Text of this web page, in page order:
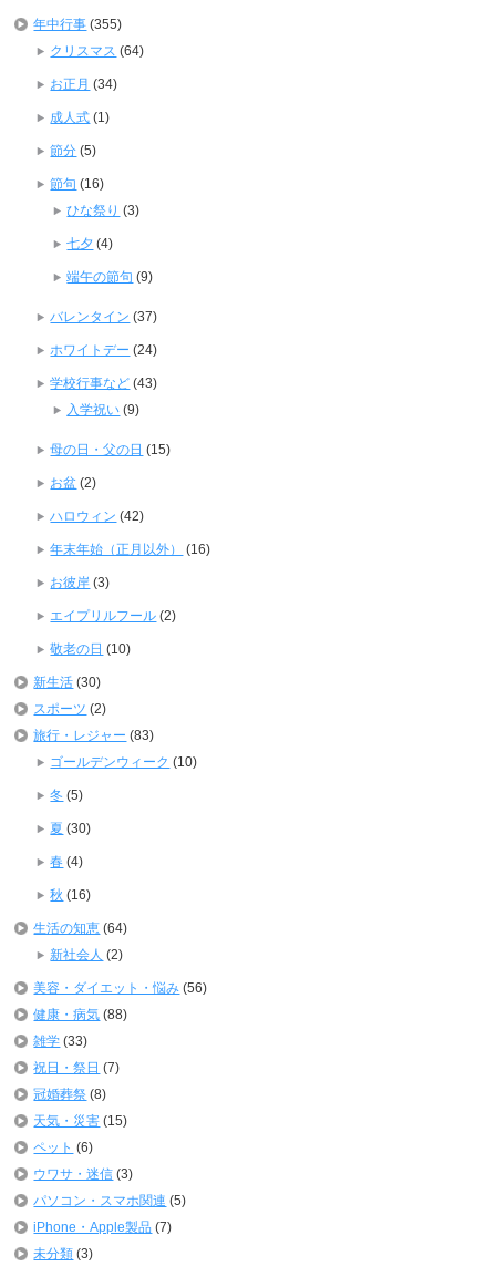
年中行事 (355)
クリスマス (64)
お正月 (34)
成人式 (1)
節分 (5)
節句 (16)
ひな祭り (3)
七夕 (4)
端午の節句 (9)
バレンタイン (37)
ホワイトデー (24)
学校行事など (43)
入学祝い (9)
母の日・父の日 (15)
お盆 (2)
ハロウィン (42)
年末年始（正月以外） (16)
お彼岸 (3)
エイプリルフール (2)
敬老の日 (10)
新生活 (30)
スポーツ (2)
旅行・レジャー (83)
ゴールデンウィーク (10)
冬 (5)
夏 (30)
春 (4)
秋 (16)
生活の知恵 (64)
新社会人 (2)
美容・ダイエット・悩み (56)
健康・病気 (88)
雑学 (33)
祝日・祭日 (7)
冠婚葬祭 (8)
天気・災害 (15)
ペット (6)
ウワサ・迷信 (3)
パソコン・スマホ関連 (5)
iPhone・Apple製品 (7)
未分類 (3)